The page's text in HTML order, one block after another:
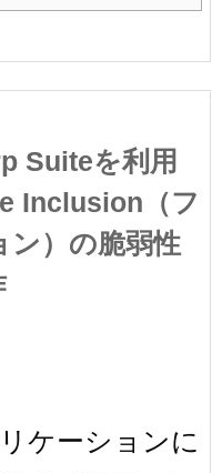
Suiteを利用
Inclusion（フ
ン）の脆弱性
ケーションに